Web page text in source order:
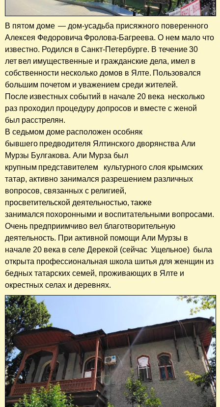
В пятом доме — дом-усадьба присяжного поверенного
Алексея Федоровича Фролова-Багреева. О нем мало что
известно. Родился в Санкт-Петербурге. В течение 30
лет вел имущественные и гражданские дела, имел в
собственности несколько домов в Ялте. Пользовался
большим почетом и уважением среди жителей.
После известных событий в начале 20 века несколько
раз проходил процедуру допросов и вместе с женой
был расстрелян.
В седьмом доме расположен особняк
бывшего предводителя Ялтинского дворянства Али
Мурзы Булгакова. Али Мурза был
крупным представителем культурного слоя крымских
татар, активно занимался разрешением различных
вопросов, связанных с религией,
просветительской деятельностью, также
занимался похоронными и воспитательными вопросами.
Очень предприимчиво вел благотворительную
деятельность. При активной помощи Али Мурзы в
начале 20 века в селе Дерекой (сейчас Ущельное) была
открыта профессиональная школа шитья для женщин из
бедных татарских семей, проживающих в Ялте и
окрестных селах и деревнях.